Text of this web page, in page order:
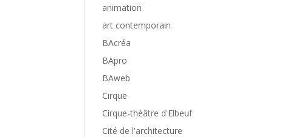
animation
art contemporain
BAcréa
BApro
BAweb
Cirque
Cirque-théâtre d'Elbeuf
Cité de l'architecture